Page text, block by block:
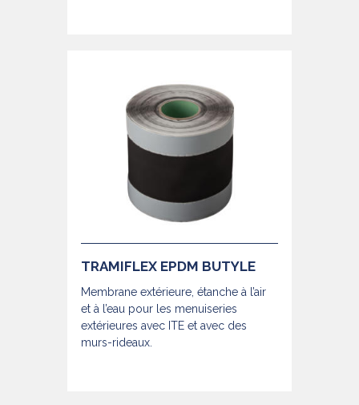
TRAMIFLEX EPDM BUTYLE
Membrane extérieure, étanche à l’air
et à l’eau pour les menuiseries
extérieures avec ITE et avec des
murs-rideaux.